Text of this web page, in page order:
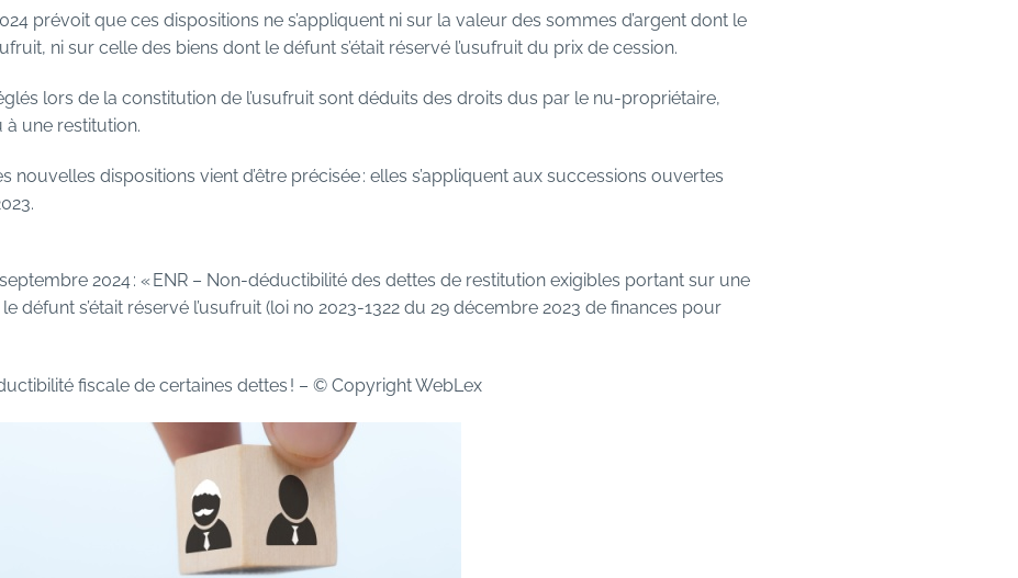
prévoit que ces dispositions ne s’appliquent ni sur la valeur des sommes d’argent dont le
ni sur celle des biens dont le défunt s’était réservé l’usufruit du prix de cession.
lors de la constitution de l’usufruit sont déduits des droits dus par le nu-propriétaire,
une restitution.
nouvelles dispositions vient d’être précisée : elles s’appliquent aux successions ouvertes
2024 : « ENR – Non-déductibilité des dettes de restitution exigibles portant sur une
défunt s’était réservé l’usufruit (loi no 2023-1322 du 29 décembre 2023 de finances pour
fiscale de certaines dettes ! – © Copyright WebLex